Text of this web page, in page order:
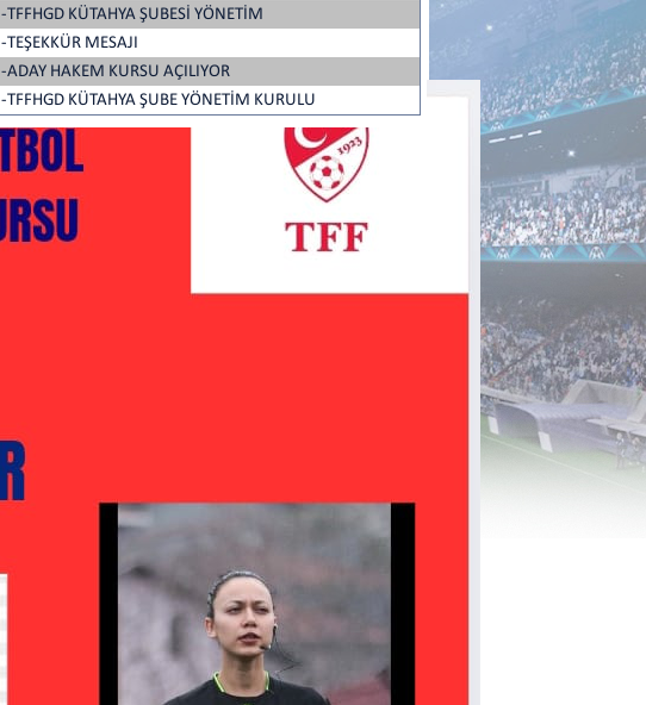
-TFFHGD KÜTAHYA ŞUBESİ YÖNETİM
-TEŞEKKÜR MESAJI
-ADAY HAKEM KURSU AÇILIYOR
-TFFHGD KÜTAHYA ŞUBE YÖNETİM KURULU